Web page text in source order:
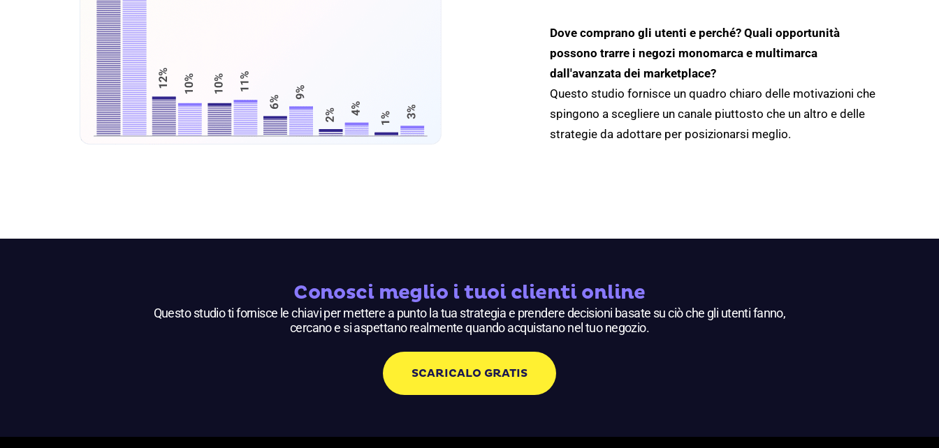
Dove comprano gli utenti e perché? Quali opportunità
possono trarre i negozi monomarca e multimarca
dall'avanzata dei marketplace?
Questo studio fornisce un quadro chiaro delle motivazioni che
spingono a scegliere un canale piuttosto che un altro e delle
strategie da adottare per posizionarsi meglio.
Conosci meglio i tuoi clienti online
Questo studio ti fornisce le chiavi per mettere a punto la tua strategia e prendere decisioni basate su ciò che gli utenti fanno,
cercano e si aspettano realmente quando acquistano nel tuo negozio.
SCARICALO GRATIS